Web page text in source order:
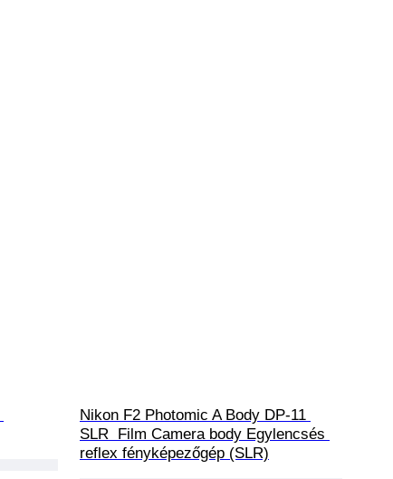
Nikon F2 Photomic A Body DP-11
SLR  Film Camera body Egylencsés
reflex fényképezőgép (SLR)